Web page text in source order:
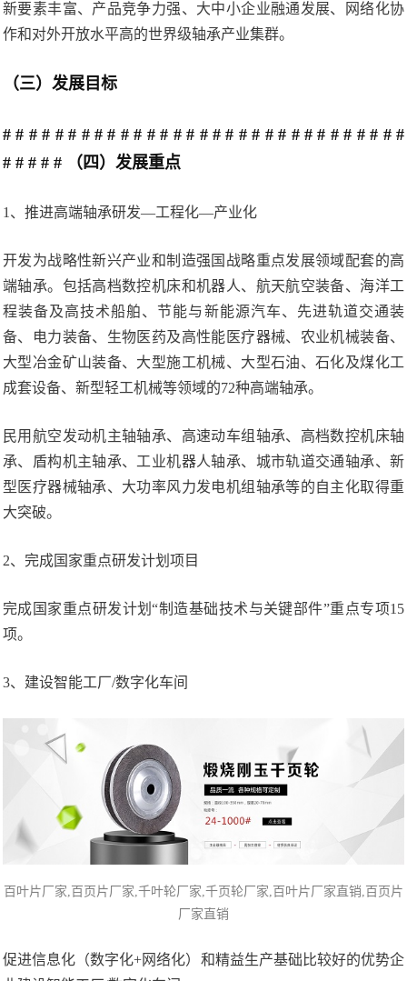
新要素丰富、产品竞争力强、大中小企业融通发展、网络化协
作和对外开放水平高的世界级轴承产业集群。
（三）发展目标
# # # # # # # # # # # # # # # # # # # # # # # # # # # # # # #
# # # # # （四）发展重点
1、推进高端轴承研发—工程化—产业化
开发为战略性新兴产业和制造强国战略重点发展领域配套的高
端轴承。包括高档数控机床和机器人、航天航空装备、海洋工
程装备及高技术船舶、节能与新能源汽车、先进轨道交通装
备、电力装备、生物医药及高性能医疗器械、农业机械装备、
大型冶金矿山装备、大型施工机械、大型石油、石化及煤化工
成套设备、新型轻工机械等领域的72种高端轴承。
民用航空发动机主轴轴承、高速动车组轴承、高档数控机床轴
承、盾构机主轴承、工业机器人轴承、城市轨道交通轴承、新
型医疗器械轴承、大功率风力发电机组轴承等的自主化取得重
大突破。
2、完成国家重点研发计划项目
完成国家重点研发计划“制造基础技术与关键部件”重点专项15
项。
3、建设智能工厂/数字化车间
百叶片厂家,百页片厂家,千叶轮厂家,千页轮厂家,百叶片厂家直销,百页片
厂家直销
促进信息化（数字化+网络化）和精益生产基础比较好的优势企